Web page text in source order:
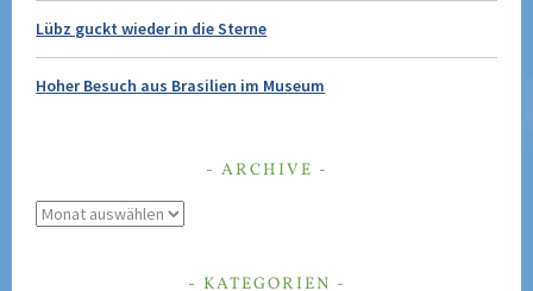
Lübz guckt wieder in die Sterne
Hoher Besuch aus Brasilien im Museum
ARCHIVE
Archive
KATEGORIEN